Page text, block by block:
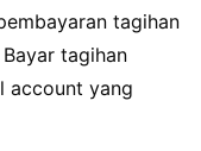
tagihan
tagihan
account yang